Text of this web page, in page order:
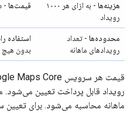
هزینه‌ها
- به ازای هر ۱۰۰۰
رویداد
قیمت‌ها -
محدوده‌ها - تعداد
رویدادهای ماهانه
استفاده
بدون هیچ
رویداد قابل پرداخت تعیین
ماهانه محاسبه می‌شود. برای